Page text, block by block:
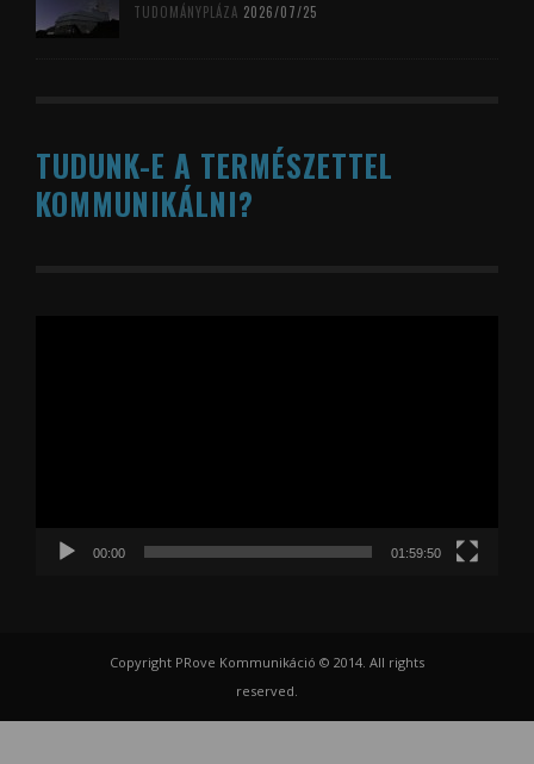
TUDOMÁNYPLÁZA 2026/07/25
TUDUNK-E A TERMÉSZETTEL
KOMMUNIKÁLNI?
00:00 01:59:50
Copyright PRove Kommunikáció © 2014. All rights
reserved.